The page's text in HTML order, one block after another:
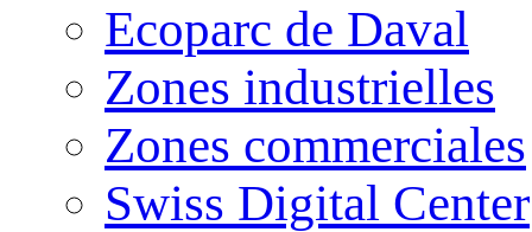
Ecoparc de Daval
Zones industrielles
Zones commerciales
Swiss Digital Center